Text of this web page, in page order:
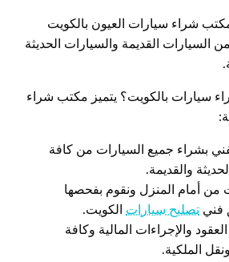
شراء سيارات العيون بالكويت
السيارات القديمة والسيارات الحديثة
سيارات بالكويت؟ يتميز مكتب شراء
بشراء جميع السيارات من كافة
والقديمة.
من أمام المنزل ونقوم بفحصها
فني تصليح سيارات الكويت.
والإجراءات المالية وكافة
الملكية.